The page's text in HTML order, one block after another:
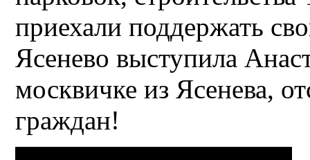
приехали поддержать
Ясенево выступила
москвичке из Ясенева,
граждан!